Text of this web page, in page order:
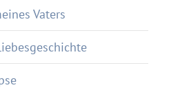
Vaters